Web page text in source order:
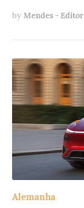
by Mendes - Editor
Alemanha